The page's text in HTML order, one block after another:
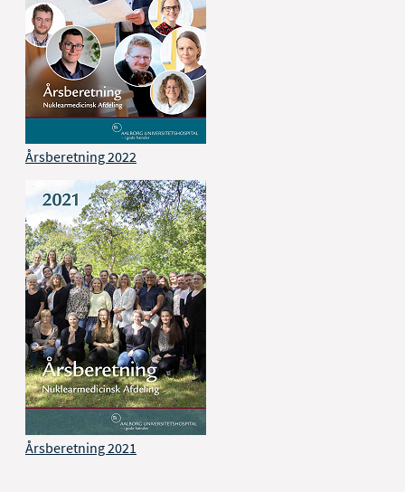
Årsberetning 2022
Årsberetning 2021